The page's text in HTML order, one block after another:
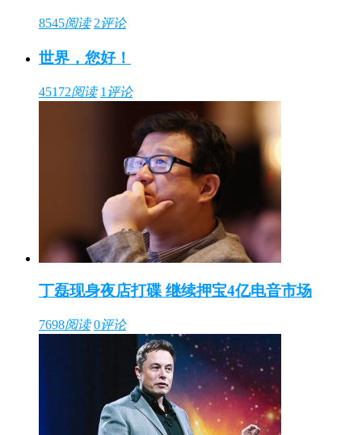
8545阅读 2评论
世界，您好！
45172阅读 1 评论
丁磊现身夜店打碟 继续押宝4亿电音市场
7698阅读 0评论